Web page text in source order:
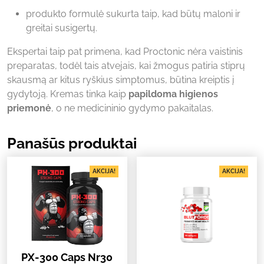
produkto formulė sukurta taip, kad būtų maloni ir
greitai susigertų.
Ekspertai taip pat primena, kad Proctonic nėra vaistinis
preparatas, todėl tais atvejais, kai žmogus patiria stiprų
skausmą ar kitus ryškius simptomus, būtina kreiptis į
gydytoją. Kremas tinka kaip papildoma higienos
priemonė, o ne medicininio gydymo pakaitalas.
Panašūs produktai
AKCIJA!
PX-300 Caps Nr30
AKCIJA!